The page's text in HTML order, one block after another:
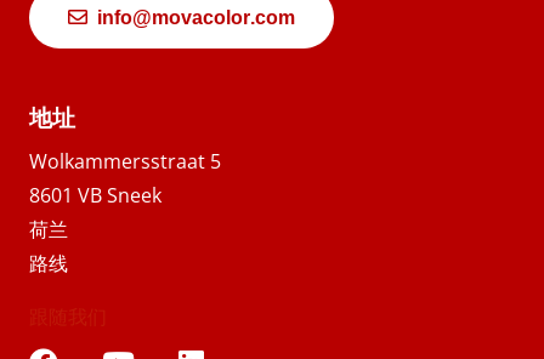
info@movacolor.com
地址
Wolkammersstraat 5
8601 VB Sneek
荷兰
路线
跟随我们